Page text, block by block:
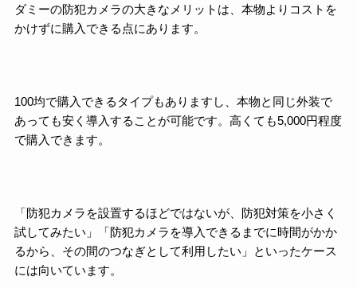
ダミーの防犯カメラの大きなメリットは、本物よりコストを
かけずに購入できる点にあります。
100均で購入できるタイプもありますし、本物と同じ外装で
あっても安く導入することが可能です。高くても5,000円程度
で購入できます。
「防犯カメラを設置するほどではないが、防犯対策を小さく
試してみたい」「防犯カメラを導入できるまでに時間がかか
るから、その間のつなぎとして利用したい」といったケース
には向いています。